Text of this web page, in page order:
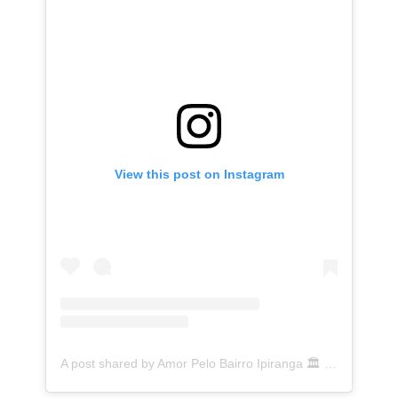
View this post on Instagram